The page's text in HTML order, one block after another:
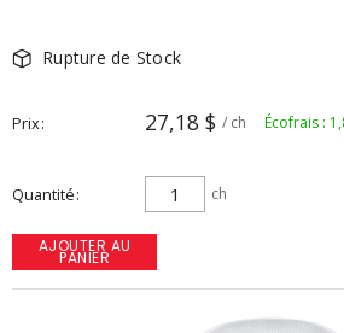
Rupture de Stock
Prix 27,18 $ / ch Écofrais :
Quantité ch
AJOUTER AU
PANIER